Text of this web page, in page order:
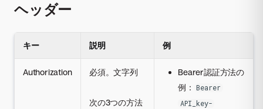
ヘッダー
キー 説明 例
Authorization 必須。文字列
次の3つの方法
Bearer認証方法の
例：
Bearer
API_key-